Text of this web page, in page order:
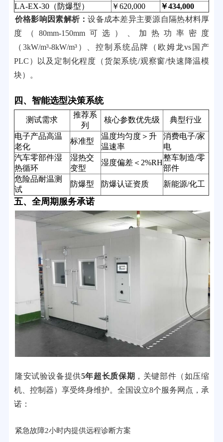
LA-EX-30（防爆型）
￥620,000
￥434,000
价格影响因素解析：设备成本差异主要源自隔热材料厚
度（80mm-150mm可选）、加热功率密度
（3kW/m³-8kW/m³）、控制系统品牌（欧姆龙vs国产
PLC）以及定制化程度（货架系统/观察窗/快速降温模
块）。
四、智能选型决策系统
测试需求
推荐系
列
核心参数优先级
典型行业
电子产品高温
老化
标准型
温度均匀度＞升
温速率
消费电子/家
电
汽车零部件湿
热循环
湿热交
变型
湿度偏差＜2%RH
整车制造/零
部件
危险品耐温测
试
防爆型 防爆认证资质 新能源/化工
五、全周期服务承诺
隆安试验设备提供5年超长质保期 ，关键部件（如压缩
机、控制器）享受终身维护。全国设立8个服务网点，承
诺：
紧急故障2小时内提供远程诊断方案